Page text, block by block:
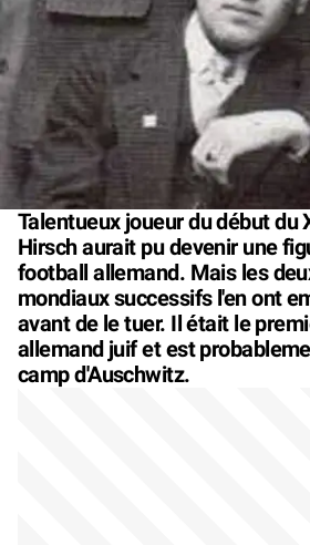
Talentueux joueur du début du
Hirsch aurait pu devenir une
football allemand. Mais les
mondiaux successifs l'en ont
avant de le tuer. Il était le
allemand juif et est
camp d'Auschwitz.